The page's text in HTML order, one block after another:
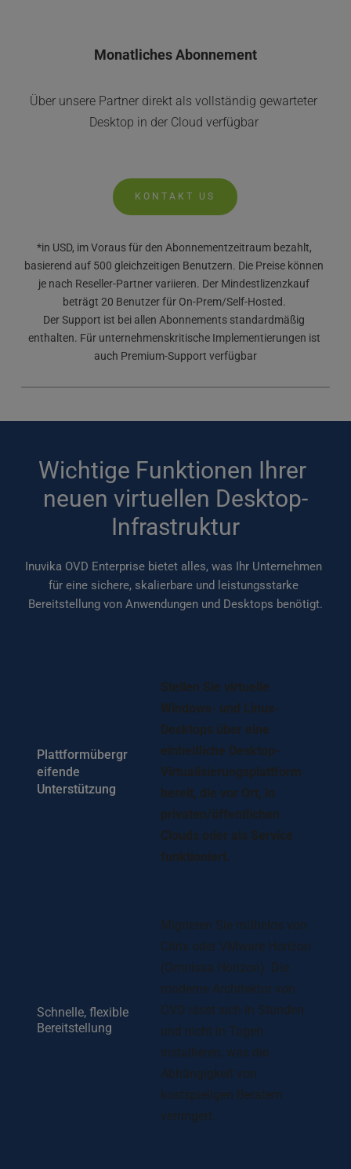
Monatliches Abonnement
Über unsere Partner direkt als vollständig gewarteter
Desktop in der Cloud verfügbar
KONTAKT US
*in USD, im Voraus für den Abonnementzeitraum bezahlt,
basierend auf 500 gleichzeitigen Benutzern. Die Preise können
je nach Reseller-Partner variieren. Der Mindestlizenzkauf
beträgt 20 Benutzer für On-Prem/Self-Hosted.
Der Support ist bei allen Abonnements standardmäßig
enthalten. Für unternehmenskritische Implementierungen ist
auch Premium-Support verfügbar
Wichtige Funktionen Ihrer
neuen virtuellen Desktop-
Infrastruktur
Inuvika OVD Enterprise bietet alles, was Ihr Unternehmen
für eine sichere, skalierbare und leistungsstarke
Bereitstellung von Anwendungen und Desktops benötigt.
Plattformübergr
eifende
Unterstützung
Stellen Sie virtuelle
Windows- und Linux-
Desktops über eine
einheitliche Desktop-
Virtualisierungsplattform
bereit, die vor Ort, in
privaten/öffentlichen
Clouds oder als Service
funktioniert.
Schnelle, flexible
Bereitstellung
Migrieren Sie mühelos von
Citrix oder VMware Horizon
(Omnissa Horizon). Die
moderne Architektur von
OVD lässt sich in Stunden
und nicht in Tagen
installieren, was die
Abhängigkeit von
kostspieligen Beratern
verringert.